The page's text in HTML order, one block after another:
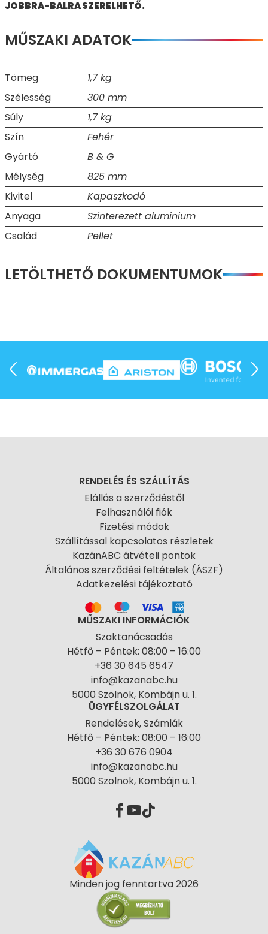
JOBBRA-BALRA SZERELHETŐ.
MŰSZAKI ADATOK
Tömeg
1,7 kg
Szélesség
300 mm
Súly
1,7 kg
Szín
Fehér
Gyártó
B & G
Mélység
825 mm
Kivitel
Kapaszkodó
Anyaga
Szinterezett aluminium
Család
Pellet
LETÖLTHETŐ DOKUMENTUMOK
RENDELÉS ÉS SZÁLLÍTÁS
Elállás a szerződéstől
Felhasználói fiók
Fizetési módok
Szállítással kapcsolatos részletek
KazánABC átvételi pontok
Általános szerződési feltételek (ÁSZF)
Adatkezelési tájékoztató
MŰSZAKI INFORMÁCIÓK
Szaktanácsadás
Hétfő – Péntek: 08:00 – 16:00
+36 30 645 6547
info@kazanabc.hu
5000 Szolnok, Kombájn u. 1.
ÜGYFÉLSZOLGÁLAT
Rendelések, Számlák
Hétfő – Péntek: 08:00 – 16:00
+36 30 676 0904
info@kazanabc.hu
5000 Szolnok, Kombájn u. 1.
Minden jog fenntartva 2026